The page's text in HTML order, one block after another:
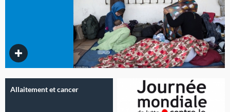
Allaitement et cancer